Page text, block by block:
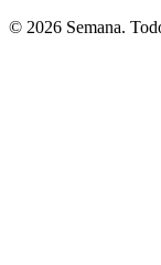
© 2026 Semana.